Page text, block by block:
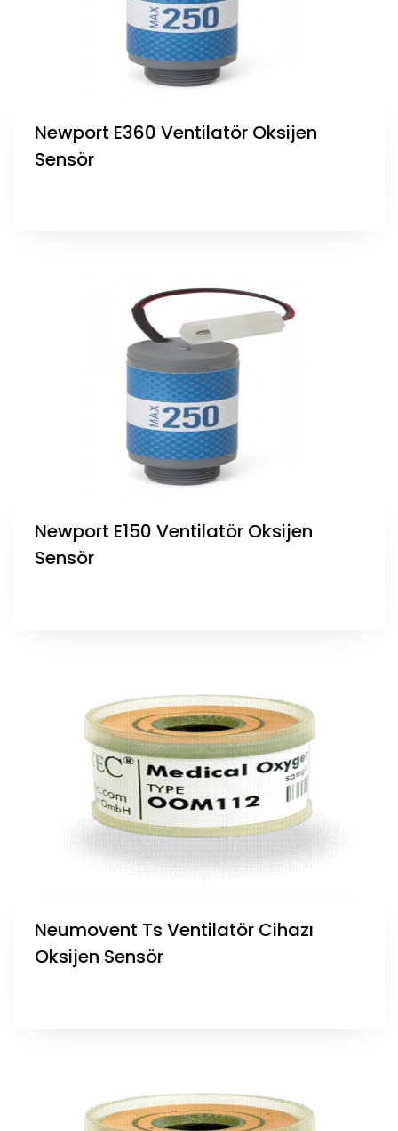
Newport E360 Ventilatör Oksijen
Sensör
Newport E150 Ventilatör Oksijen
Sensör
Neumovent Ts Ventilatör Cihazı
Oksijen Sensör